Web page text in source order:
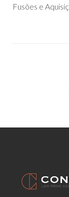
Fusões e